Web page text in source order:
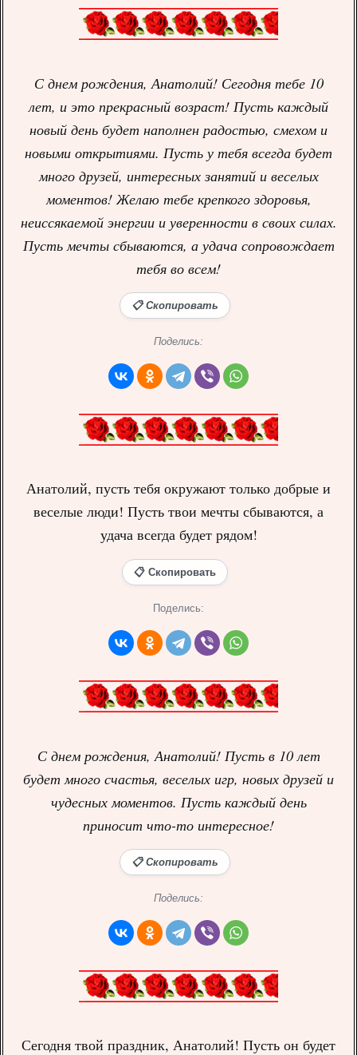
С днем рождения, Анатолий! Сегодня тебе 10
лет, и это прекрасный возраст! Пусть каждый
новый день будет наполнен радостью, смехом и
новыми открытиями. Пусть у тебя всегда будет
много друзей, интересных занятий и веселых
моментов! Желаю тебе крепкого здоровья,
неиссякаемой энергии и уверенности в своих силах.
Пусть мечты сбываются, а удача сопровождает
тебя во всем!
📋 Скопировать
Поделись:
Анатолий, пусть тебя окружают только добрые и
веселые люди! Пусть твои мечты сбываются, а
удача всегда будет рядом!
📋 Скопировать
Поделись:
С днем рождения, Анатолий! Пусть в 10 лет
будет много счастья, веселых игр, новых друзей и
чудесных моментов. Пусть каждый день
приносит что-то интересное!
📋 Скопировать
Поделись:
Сегодня твой праздник, Анатолий! Пусть он будет